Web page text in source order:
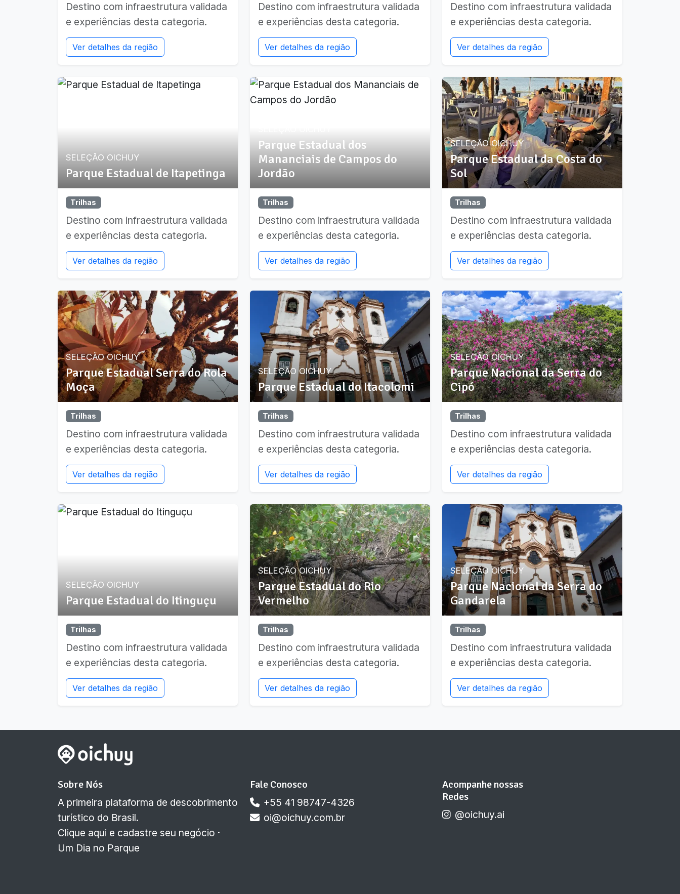
Destino com infraestrutura validada
e experiências desta categoria.
Ver detalhes da região
Destino com infraestrutura validada
e experiências desta categoria.
Ver detalhes da região
Destino com infraestrutura validada
e experiências desta categoria.
Ver detalhes da região
SELEÇÃO OICHUY
Parque Estadual de Itapetinga
Trilhas
Destino com infraestrutura validada
e experiências desta categoria.
Ver detalhes da região
Parque Estadual dos
Mananciais de Campos do
Jordão
Trilhas
Destino com infraestrutura validada
e experiências desta categoria.
Ver detalhes da região
SELEÇÃO OICHUY
Parque Estadual da Costa do
Sol
Trilhas
Destino com infraestrutura validada
e experiências desta categoria.
Ver detalhes da região
SELEÇÃO OICHUY
Parque Estadual Serra do Rola
Moça
Trilhas
Destino com infraestrutura validada
e experiências desta categoria.
Ver detalhes da região
SELEÇÃO OICHUY
Parque Estadual do Itacolomi
Trilhas
Destino com infraestrutura validada
e experiências desta categoria.
Ver detalhes da região
SELEÇÃO OICHUY
Parque Nacional da Serra do
Cipó
Trilhas
Destino com infraestrutura validada
e experiências desta categoria.
Ver detalhes da região
SELEÇÃO OICHUY
Parque Estadual do Itinguçu
Trilhas
Destino com infraestrutura validada
e experiências desta categoria.
Ver detalhes da região
SELEÇÃO OICHUY
Parque Estadual do Rio
Vermelho
Trilhas
Destino com infraestrutura validada
e experiências desta categoria.
Ver detalhes da região
SELEÇÃO OICHUY
Parque Nacional da Serra do
Gandarela
Trilhas
Destino com infraestrutura validada
e experiências desta categoria.
Ver detalhes da região
Sobre Nós
A primeira plataforma de descobrimento
turístico do Brasil.
Clique aqui e cadastre seu negócio ·
Um Dia no Parque
Fale Conosco
+55 41 98747-4326
oi@oichuy.com.br
Acompanhe nossas
Redes
@oichuy.ai